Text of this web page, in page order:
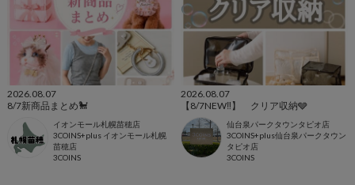
2026.08.07
8/7新商品まとめ🐩
イオンモール札幌苗穂店
3COINS+plus イオンモール札幌
苗穂店
3COINS
2026.08.07
【8/7NEW‼︎】 クリア収納🩶
仙台泉パークタウンタピオ店
3COINS+plus仙台泉パークタウン
タピオ店
3COINS